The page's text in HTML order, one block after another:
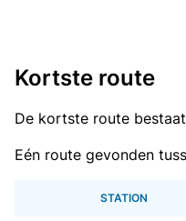
Kortste route
De kortste route
Eén route gevonden
STATION